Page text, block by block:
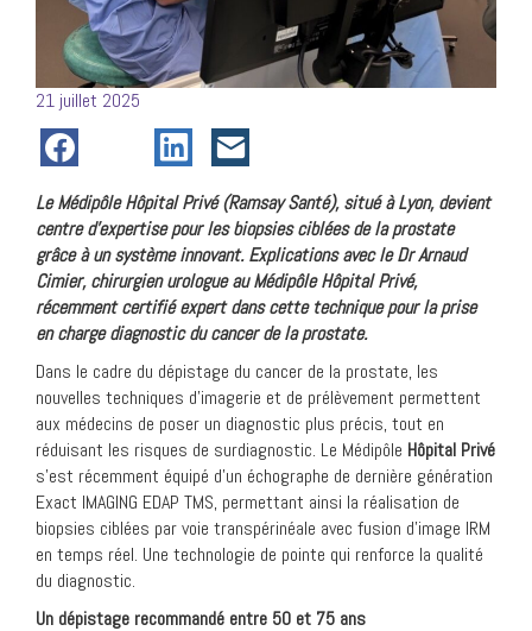
Posté
le
21 juillet 2025
Le Médipôle Hôpital Privé (Ramsay Santé), situé à Lyon, devient
centre d’expertise pour les biopsies ciblées de la prostate
grâce à un système innovant. Explications avec le Dr Arnaud
Cimier, chirurgien urologue au Médipôle Hôpital Privé,
récemment certifié expert dans cette technique pour la prise
en charge diagnostic du cancer de la prostate.
Dans le cadre du dépistage du cancer de la prostate, les
nouvelles techniques d’imagerie et de prélèvement permettent
aux médecins de poser un diagnostic plus précis, tout en
réduisant les risques de surdiagnostic. Le Médipôle Hôpital Privé
s’est récemment équipé d’un échographe de dernière génération
Exact IMAGING EDAP TMS, permettant ainsi la réalisation de
biopsies ciblées par voie transpérinéale avec fusion d’image IRM
en temps réel. Une technologie de pointe qui renforce la qualité
du diagnostic.
Un dépistage recommandé entre 50 et 75 ans